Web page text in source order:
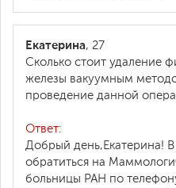
Екатерина, 27
Сколько стоит удаление
железы вакуумным
проведение данной
Ответ:
Добрый день,Екатерина!
обратиться на
больницы РАН по